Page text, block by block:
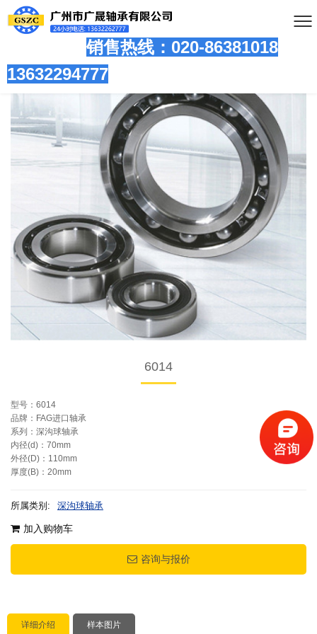
销售热线：020-86381018
13632294777
6014
型号：6014
品牌：FAG进口轴承
系列：深沟球轴承
内径(d)：70mm
外径(D)：110mm
厚度(B)：20mm
所属类别: 深沟球轴承
加入购物车
咨询与报价
详细介绍 样本图片